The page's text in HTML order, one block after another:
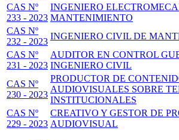
CAS Nº
233 - 2023
INGENIERO
MANTENIMIENTO
CAS Nº
232 - 2023
INGENIERO CIVIL DE
CAS Nº
231 - 2023
AUDITOR EN CONTROL
INGENIERO CIVIL
CAS Nº
230 - 2023
PRODUCTOR DE
AUDIOVISUALES SOBRE
INSTITUCIONALES
CAS Nº
229 - 2023
CREATIVO Y GESTOR DE
AUDIOVISUAL